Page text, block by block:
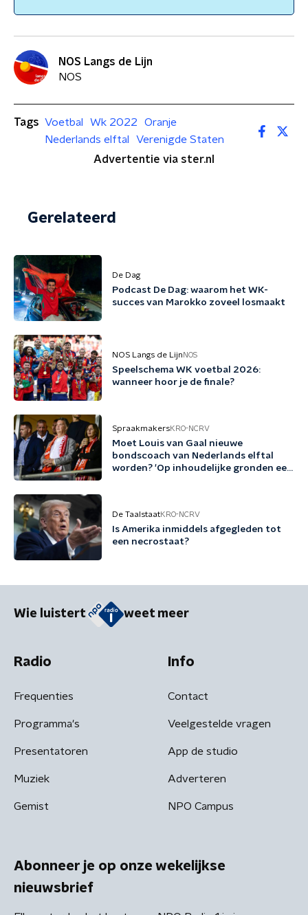
NOS Langs de Lijn
NOS
Tags Voetbal Wk 2022
Oranje
Nederlands elftal
Verenigde Staten
Advertentie via ster.nl
Gerelateerd
De Dag
Podcast De Dag: waarom het WK-
succes van Marokko zoveel losmaakt
NOS Langs de Lijn NOS
Speelschema WK voetbal 2026:
wanneer hoor je de finale?
SpraakmakersKRO-NCRV
Moet Louis van Gaal nieuwe
bondscoach van Nederlands elftal
worden? 'Op inhoudelijke gronden een
De TaalstaatKRO-NCRV
Is Amerika inmiddels afgegleden tot
een necrostaat?
Wie luistert weet meer
Radio
Frequenties
Programma's
Presentatoren
Muziek
Gemist
Info
Contact
Veelgestelde vragen
App de studio
Adverteren
NPO Campus
Abonneer je op onze wekelijkse
nieuwsbrief